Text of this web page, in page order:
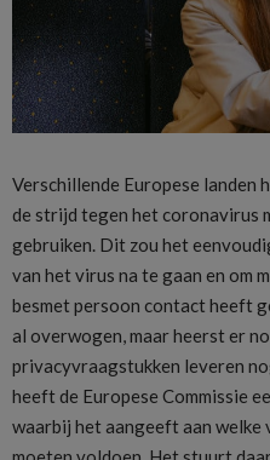
Verschillende Europese landen
de strijd tegen het coronavirus
gebruiken. Dit zou het
van het virus na te gaan en om
besmet persoon contact heeft
al overwogen, maar heerst er
privacyvraagstukken leveren
heeft de Europese Commissie
waarbij het aangeeft aan welke